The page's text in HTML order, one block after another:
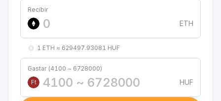
Recibir
ETH
1 ETH ≈ 629497.93081 HUF
Gastar (4100 ~ 6728000)
Ft
HUF